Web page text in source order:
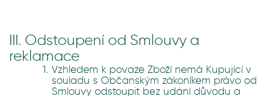
III. Odstoupení od Smlouvy a
reklamace
Vzhledem k povaze Zboží nemá Kupující v
souladu s Občanským zákoníkem právo od
Smlouvy odstoupit bez udání důvodu a